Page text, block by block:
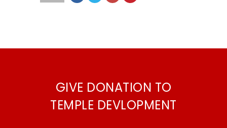
GIVE DONATION TO
TEMPLE DEVLOPMENT